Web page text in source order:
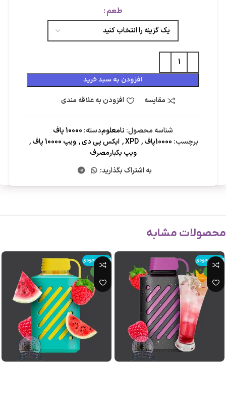
طعم
افزودن به سبد خرید
مقایسه افزودن به علاقه مندی
شناسه محصول: نامعلومدسته: 10000 پاف
برچسب: 10000پاف ,
XPD
, ایکس پی دی, ویپ 10000 پاف
,
ویپ یکبارمصرف
به اشتراک بگذارید:
محصولات مشابه
اتمام موجودی
اتمام موجودی